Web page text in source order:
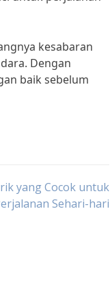
kesabaran
Dengan
baik sebelum
yang Cocok untuk
Sehari-hari